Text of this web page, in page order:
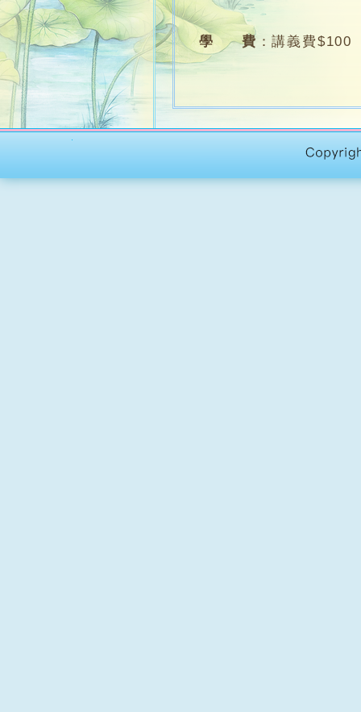
學 費 ：講義費$100